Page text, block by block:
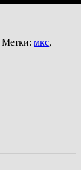
Метки: мкс,